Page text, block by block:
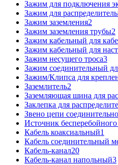
Зажим для подключения
Зажим для
Зажим заземления2
Зажим заземления трубы2
Зажим кабельный для
Зажим кабельный для
Зажим несущего троса3
Зажим соединительный
Зажим/Клипса для
Заземлитель2
Заземляющая шина для
Заклепка для
Звено цепи
Источник
Кабель коаксиальный1
Кабель соединительный
Кабель-канал20
Кабель-канал напольный3